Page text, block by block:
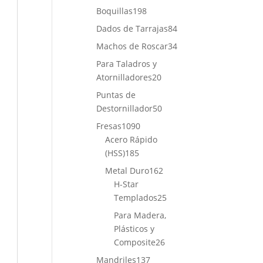
Boquillas198198
productos
Dados de Tarrajas8484
Machos de Roscar3434
Para Taladros y
Atornilladores2020
Puntas de
Destornillador5050
Fresas10901090
productos
Acero Rápido
(HSS)185
productos
Metal Duro162
H-Star
Templados25
Para Madera,
Plásticos y
Composite2626
Mandriles137137